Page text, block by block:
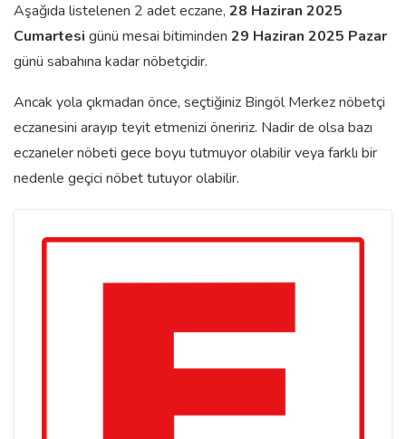
Aşağıda listelenen 2 adet eczane, 28 Haziran 2025
Cumartesi günü mesai bitiminden 29 Haziran 2025 Pazar
günü sabahına kadar nöbetçidir.
Ancak yola çıkmadan önce, seçtiğiniz Bingöl Merkez nöbetçi
eczanesini arayıp teyit etmenizi öneririz. Nadir de olsa bazı
eczaneler nöbeti gece boyu tutmuyor olabilir veya farklı bir
nedenle geçici nöbet tutuyor olabilir.